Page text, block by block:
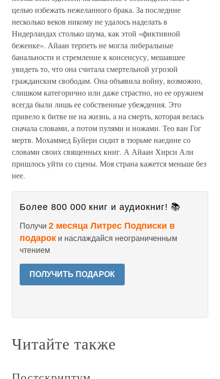
целью избежать нежеланного брака. За последние
несколько веков никому не удалось наделать в
Нидерландах столько шума, как этой «фиктивной
беженке». Айаан терпеть не могла либеральные
банальности и стремление к консенсусу, мешавшее
увидеть то, что она считала смертельной угрозой
гражданским свободам. Она объявила войну, возможно,
слишком категорично или даже страстно, но ее оружием
всегда были лишь ее собственные убеждения. Это
привело к битве не на жизнь, а на смерть, которая велась
сначала словами, а потом пулями и ножами. Тео ван Гог
мертв. Мохаммед Буйери сидит в тюрьме наедине со
словами своих священных книг. А Айаан Хирси Али
пришлось уйти со сцены. Моя страна кажется меньше без
нее.
Более 800 000 книг и аудиокниг! 📚
Получи 2 месяца Литрес Подписки в
подарок и наслаждайся неограниченным
чтением
ПОЛУЧИТЬ ПОДАРОК
Читайте также